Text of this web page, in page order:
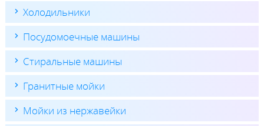
Холодильники
Посудомоечные машины
Стиральные машины
Гранитные мойки
Мойки из нержавейки